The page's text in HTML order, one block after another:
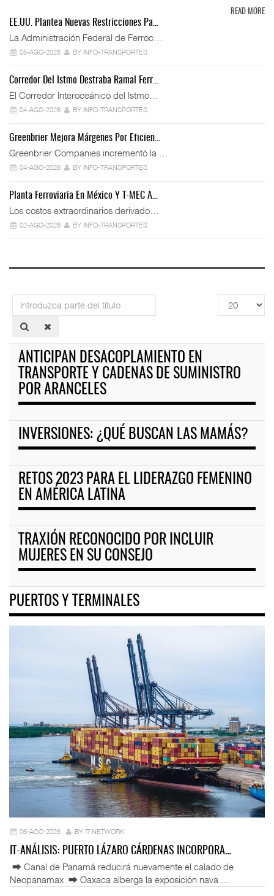
READ MORE
EE.UU. Plantea Nuevas Restricciones Pa…
La Administración Federal de Ferroc…
05-AGO-2026 BY INFO-TRANSPORTES
Corredor Del Istmo Destraba Ramal Ferr…
El Corredor Interoceánico del Istmo…
04-AGO-2026 BY INFO-TRANSPORTES
Greenbrier Mejora Márgenes Por Eficien…
Greenbrier Companies incrementó la …
04-AGO-2026 BY INFO-TRANSPORTES
Planta Ferroviaria En México Y T-MEC A…
Los costos extraordinarios derivado…
02-AGO-2026 BY INFO-TRANSPORTES
Introduzca
parte
del
Cantidad
a
ANTICIPAN DESACOPLAMIENTO EN
TRANSPORTE Y CADENAS DE SUMINISTRO
POR ARANCELES
INVERSIONES: ¿QUÉ BUSCAN LAS MAMÁS?
RETOS 2023 PARA EL LIDERAZGO FEMENINO
EN AMÉRICA LATINA
TRAXIÓN RECONOCIDO POR INCLUIR
MUJERES EN SU CONSEJO
PUERTOS Y TERMINALES
06-AGO-2026 BY IT-NETWORK
IT-ANÁLISIS: PUERTO LÁZARO CÁRDENAS INCORPORA…
⮕ Canal de Panamá reducirá nuevamente el calado de
Neopanamax ⮕ Oaxaca alberga la exposición nava ...